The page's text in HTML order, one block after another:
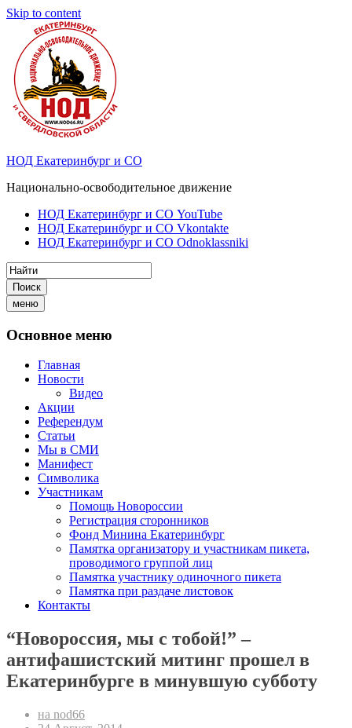
Skip to content
НОД Екатеринбург и СО
Национально-освободительное движение
НОД Екатеринбург и СО YouTube
НОД Екатеринбург и СО Vkontakte
НОД Екатеринбург и СО Odnoklassniki
Поиск
меню
Основное меню
Главная
Новости
Видео
Акции
Референдум
Статьи
Мы в СМИ
Манифест
Символика
Участникам
Помощь Новороссии
Регистрация сторонников
Фонд Минина Екатеринбург
Памятка организатору и участникам пикета,
проводимого группой лиц
Памятка участнику одиночного пикета
Памятка при раздаче листовок
Контакты
“Новороссия, мы с тобой!” –
антифашистский митинг прошел в
Екатеринбурге в минувшую субботу
на nod66